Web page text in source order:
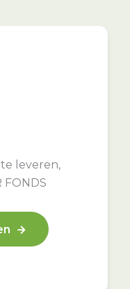
leveren,
FONDS